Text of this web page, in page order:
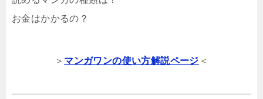
お金はかかるの？
＞ マンガワンの使い方解説ページ ＜